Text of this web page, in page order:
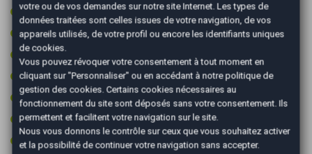
Radar arrière de détection d'obstacles
Radar avant de détection d'obstacles
Reconnaissance des panneaux de signalisation
Régulateur de vitesse
Régulateur de vitesse adaptatif
Rétroviseurs dégivrants
Rétroviseurs électriques
votre ou de vos demandes sur notre site Internet. Les types de
données traitées sont celles issues de votre navigation, de vos
appareils utilisés, de votre profil ou encore les identifiants uniques
de cookies.
Vous pouvez révoquer votre consentement à tout moment en
cliquant sur "Personnaliser" ou en accédant à notre politique de
gestion des cookies. Certains cookies nécessaires au
fonctionnement du site sont déposés sans votre consentement. Ils
permettent et facilitent votre navigation sur le site.
Nous vous donnons le contrôle sur ceux que vous souhaitez activer
et la possibilité de continuer votre navigation sans accepter.